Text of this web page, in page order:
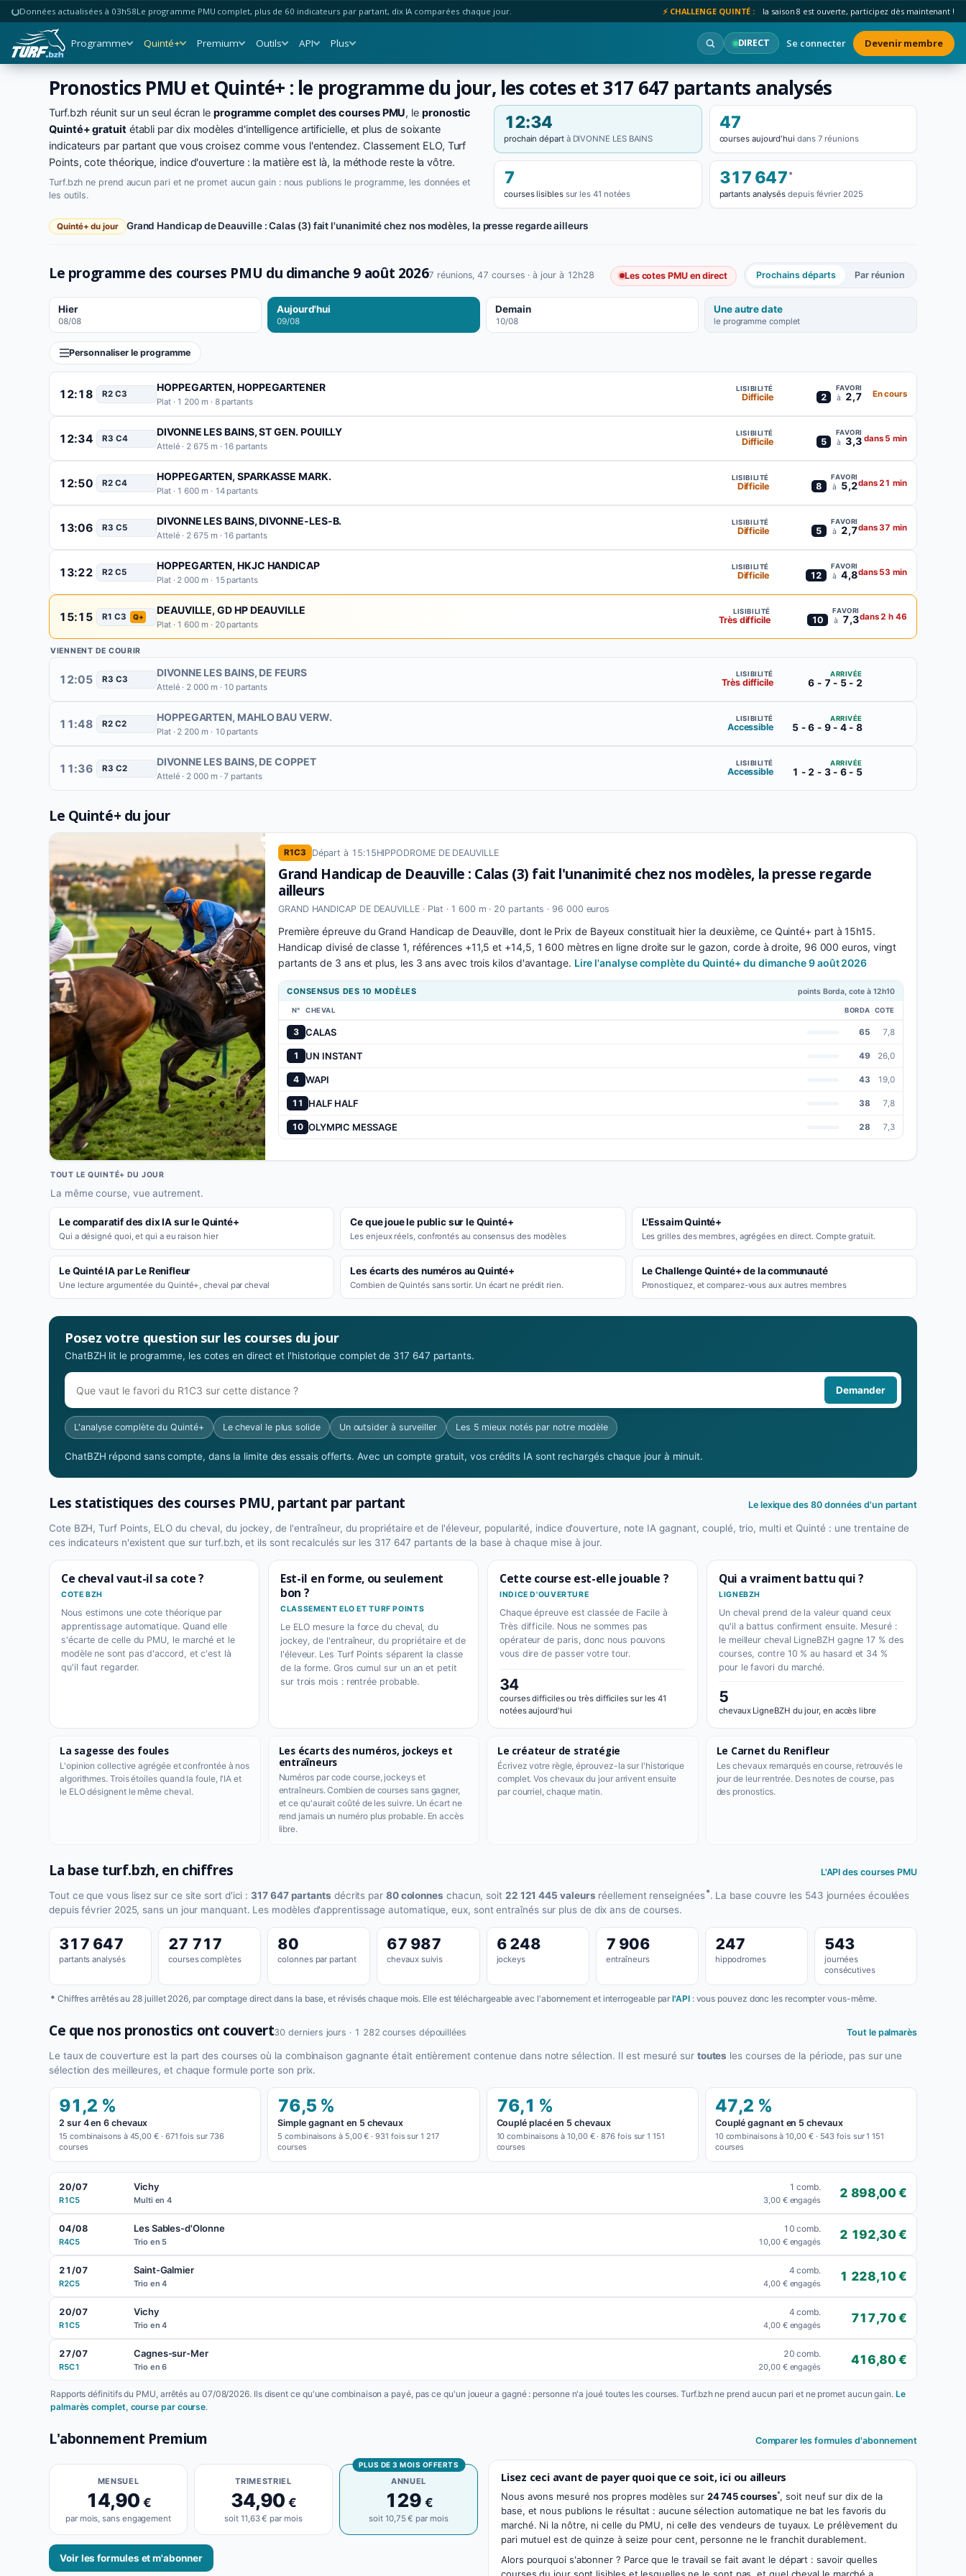
Données actualisées à 03h58Le programme PMU complet, plus de 60 indicateurs par partant, dix IA comparées chaque jour. ⚡ CHALLENGE QUINTÉ : la saison 8 est ouverte, participez dès maintenant !
Programme Quinté+ Premium Outils API Plus DIRECT Se connecter Devenir membre
Pronostics PMU et Quinté+ : le programme du jour, les cotes et 317 647 partants analysés
Turf.bzh réunit sur un seul écran leprogramme complet des courses PMU, lepronostic
Quinté+ gratuitétabli par dix modèles d'intelligence artificielle, et plus de soixante
indicateurs par partant que vous croisez comme vous l'entendez. Classement ELO, Turf
Points, cote théorique, indice d'ouverture : la matière est là, la méthode reste la vôtre.
Turf.bzh ne prend aucun pari et ne promet aucun gain : nous publions le programme, les données et
les outils.
12:34
prochain départà DIVONNE LES BAINS
47
courses aujourd'hui dans 7 réunions
7
courses lisiblessur les 41 notées
317 647 *
partants analysés depuis février 2025
Quinté+ du jour Grand Handicap de Deauville : Calas (3) fait l'unanimité chez nos modèles, la presse regarde ailleurs
Le programme des courses PMU du dimanche 9 août 20267 réunions, 47 courses · à jour à 12h28 Les cotes PMU en direct Prochains départs Par réunion
Hier
08/08
Aujourd'hui
09/08
Demain
10/08
Une autre date
le programme complet
Personnaliser le programme
12:18 R2 C3
HOPPEGARTEN, HOPPEGARTENER
Plat · 1 200 m · 8 partants
LISIBILITÉ
Difficile
FAVORI
2 à 2,7 En cours
12:34 R3 C4
DIVONNE LES BAINS, ST GEN. POUILLY
Attelé · 2 675 m · 16 partants
LISIBILITÉ
Difficile
FAVORI
5 à 3,3 dans 5 min
12:50 R2 C4
HOPPEGARTEN, SPARKASSE MARK.
Plat · 1 600 m · 14 partants
LISIBILITÉ
Difficile
FAVORI
8 à 5,2dans 21 min
13:06 R3 C5
DIVONNE LES BAINS, DIVONNE-LES-B.
Attelé · 2 675 m · 16 partants
LISIBILITÉ
Difficile
FAVORI
5 à 2,7dans 37 min
13:22 R2 C5
HOPPEGARTEN, HKJC HANDICAP
Plat · 2 000 m · 15 partants
LISIBILITÉ
Difficile
FAVORI
12 à 4,8dans 53 min
15:15 R1 C3 Q+
DEAUVILLE, GD HP DEAUVILLE
Plat · 1 600 m · 20 partants
LISIBILITÉ
Très difficile
FAVORI
10 à 7,3dans 2 h 46
VIENNENT DE COURIR
12:05 R3 C3
DIVONNE LES BAINS, DE FEURS
Attelé · 2 000 m · 10 partants
LISIBILITÉ
Très difficile
ARRIVÉE
6 - 7 - 5 - 2
11:48 R2 C2
HOPPEGARTEN, MAHLO BAU VERW.
Plat · 2 200 m · 10 partants
LISIBILITÉ
Accessible
ARRIVÉE
5 - 6 - 9 - 4 - 8
11:36 R3 C2
DIVONNE LES BAINS, DE COPPET
Attelé · 2 000 m · 7 partants
LISIBILITÉ
Accessible
ARRIVÉE
1 - 2 - 3 - 6 - 5
Le Quinté+ du jour
R1C3 Départ à 15:15HIPPODROME DE DEAUVILLE
Grand Handicap de Deauville : Calas (3) fait l'unanimité chez nos modèles, la presse regarde
ailleurs
GRAND HANDICAP DE DEAUVILLE · Plat · 1 600 m · 20 partants · 96 000 euros
Première épreuve du Grand Handicap de Deauville, dont le Prix de Bayeux constituait hier la deuxième, ce Quinté+ part à 15h15.
Handicap divisé de classe 1, références +11,5 et +14,5, 1 600 mètres en ligne droite sur le gazon, corde à droite, 96 000 euros, vingt
partants de 3 ans et plus, les 3 ans avec trois kilos d'avantage. Lire l'analyse complète du Quinté+ du dimanche 9 août 2026
CONSENSUS DES 10 MODÈLES points Borda, cote à 12h10
N° CHEVAL BORDA COTE
3 CALAS 65 7,8
1 UN INSTANT 49 26,0
4 WAPI 43 19,0
11 HALF HALF 38 7,8
10 OLYMPIC MESSAGE 28 7,3
TOUT LE QUINTÉ+ DU JOUR
La même course, vue autrement.
Le comparatif des dix IA sur le Quinté+
Qui a désigné quoi, et qui a eu raison hier
Ce que joue le public sur le Quinté+
Les enjeux réels, confrontés au consensus des modèles
L'Essaim Quinté+
Les grilles des membres, agrégées en direct. Compte gratuit.
Le Quinté IA par Le Renifleur
Une lecture argumentée du Quinté+, cheval par cheval
Les écarts des numéros au Quinté+
Combien de Quintés sans sortir. Un écart ne prédit rien.
Le Challenge Quinté+ de la communauté
Pronostiquez, et comparez-vous aux autres membres
Posez votre question sur les courses du jour
ChatBZH lit le programme, les cotes en direct et l'historique complet de 317 647 partants.
Demander
L'analyse complète du Quinté+ Le cheval le plus solide Un outsider à surveiller Les 5 mieux notés par notre modèle
ChatBZH répond sans compte, dans la limite des essais offerts. Avec un compte gratuit, vos crédits IA sont rechargés chaque jour à minuit.
Les statistiques des courses PMU, partant par partant Le lexique des 80 données d'un partant
Cote BZH, Turf Points, ELO du cheval, du jockey, de l'entraîneur, du propriétaire et de l'éleveur, popularité, indice d'ouverture, note IA gagnant, couplé, trio, multi et Quinté : une trentaine de
ces indicateurs n'existent que sur turf.bzh, et ils sont recalculés sur les 317 647 partants de la base à chaque mise à jour.
Ce cheval vaut-il sa cote ?
COTE BZH
Nous estimons une cote théorique par
apprentissage automatique. Quand elle
s'écarte de celle du PMU, le marché et le
modèle ne sont pas d'accord, et c'est là
qu'il faut regarder.
Est-il en forme, ou seulement
bon ?
CLASSEMENT ELO ET TURF POINTS
Le ELO mesure la force du cheval, du
jockey, de l'entraîneur, du propriétaire et de
l'éleveur. Les Turf Points séparent la classe
de la forme. Gros cumul sur un an et petit
sur trois mois : rentrée probable.
Cette course est-elle jouable ?
INDICE D'OUVERTURE
Chaque épreuve est classée de Facile à
Très difficile. Nous ne sommes pas
opérateur de paris, donc nous pouvons
vous dire de passer votre tour.
34
courses difficiles ou très difficiles sur les 41
notées aujourd'hui
Qui a vraiment battu qui ?
LIGNEBZH
Un cheval prend de la valeur quand ceux
qu'il a battus confirment ensuite. Mesuré :
le meilleur cheval LigneBZH gagne 17 % des
courses, contre 10 % au hasard et 34 %
pour le favori du marché.
5
chevaux LigneBZH du jour, en accès libre
La sagesse des foules
L'opinion collective agrégée et confrontée à nos
algorithmes. Trois étoiles quand la foule, l'IA et
le ELO désignent le même cheval.
Les écarts des numéros, jockeys et
entraîneurs
Numéros par code course, jockeys et
entraîneurs. Combien de courses sans gagner,
et ce qu'aurait coûté de les suivre. Un écart ne
rend jamais un numéro plus probable. En accès
libre.
Le créateur de stratégie
Écrivez votre règle, éprouvez-la sur l'historique
complet. Vos chevaux du jour arrivent ensuite
par courriel, chaque matin.
Le Carnet du Renifleur
Les chevaux remarqués en course, retrouvés le
jour de leur rentrée. Des notes de course, pas
des pronostics.
La base turf.bzh, en chiffres L'API des courses PMU
Tout ce que vous lisez sur ce site sort d'ici :317 647 partants décrits par 80 colonnes chacun, soit 22 121 445 valeurs réellement renseignées*. La base couvre les 543 journées écoulées
depuis février 2025, sans un jour manquant. Les modèles d'apprentissage automatique, eux, sont entraînés sur plus de dix ans de courses.
317 647
partants analysés
27 717
courses complètes
80
colonnes par partant
67 987
chevaux suivis
6 248
jockeys
7 906
entraîneurs
247
hippodromes
543
journées
consécutives
* Chiffres arrêtés au 28 juillet 2026, par comptage direct dans la base, et révisés chaque mois. Elle est téléchargeable avec l'abonnement et interrogeable parl'API: vous pouvez donc les recompter vous-même.
Ce que nos pronostics ont couvert30 derniers jours · 1 282 courses dépouillées Tout le palmarès
Le taux de couverture est la part des courses où la combinaison gagnante était entièrement contenue dans notre sélection. Il est mesuré sur toutes les courses de la période, pas sur une
sélection des meilleures, et chaque formule porte son prix.
91,2 %
2 sur 4 en 6 chevaux
15 combinaisons à 45,00 € · 671 fois sur 736
courses
76,5 %
Simple gagnant en 5 chevaux
5 combinaisons à 5,00 € · 931 fois sur 1 217
courses
76,1 %
Couplé placé en 5 chevaux
10 combinaisons à 10,00 € · 876 fois sur 1 151
courses
47,2 %
Couplé gagnant en 5 chevaux
10 combinaisons à 10,00 € · 543 fois sur 1 151
courses
20/07
R1C5
Vichy
Multi en 4
1 comb.
3,00 € engagés 2 898,00 €
04/08
R4C5
Les Sables-d'Olonne
Trio en 5
10 comb.
10,00 € engagés 2 192,30 €
21/07
R2C5
Saint-Galmier
Trio en 4
4 comb.
4,00 € engagés 1 228,10 €
20/07
R1C5
Vichy
Trio en 4
4 comb.
4,00 € engagés 717,70 €
27/07
R5C1
Cagnes-sur-Mer
Trio en 6
20 comb.
20,00 € engagés 416,80 €
Rapports définitifs du PMU, arrêtés au 07/08/2026. Ils disent ce qu'une combinaison a payé, pas ce qu'un joueur a gagné : personne n'a joué toutes les courses. Turf.bzh ne prend aucun pari et ne promet aucun gain. Le
palmarès complet, course par course.
L'abonnement Premium Comparer les formules d'abonnement
MENSUEL
14,90€
par mois, sans engagement
TRIMESTRIEL
34,90€
soit 11,63 € par mois
PLUS DE 3 MOIS OFFERTS
ANNUEL
129€
soit 10,75 € par mois
Voir les formules et m'abonner
Lisez ceci avant de payer quoi que ce soit, ici ou ailleurs
Nous avons mesuré nos propres modèles sur 24 745 courses*, soit neuf sur dix de la
base, et nous publions le résultat : aucune sélection automatique ne bat les favoris du
marché. Ni la nôtre, ni celle du PMU, ni celle des vendeurs de tuyaux. Le prélèvement du
pari mutuel est de quinze à seize pour cent, personne ne le franchit durablement.
Alors pourquoi s'abonner ? Parce que le travail se fait avant le départ : savoir quelles